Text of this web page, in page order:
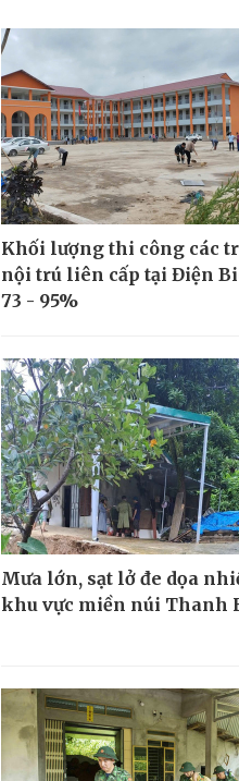
Khối lượng thi công các
nội trú liên cấp tại Điện
73 - 95%
Mưa lớn, sạt lở đe dọa
khu vực miền núi Thanh